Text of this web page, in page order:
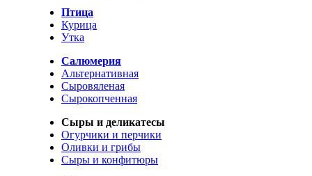
Птица
Курица
Утка
Салюмерия
Альтернативная
Сыровяленая
Сырокопченная
Сыры и деликатесы
Огурчики и перчики
Оливки и грибы
Сыры и конфитюры